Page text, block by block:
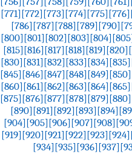
[771][772][773][774][775][776]
[786][787][788][789][790]
[800][801][802][803][804]
[815][816][817][818][819][820]
[830][831][832][833][834][835]
[845][846][847][848][849][850]
[860][861][862][863][864][865]
[875][876][877][878][879][880]
[890][891][892][893][894]
[904][905][906][907][908]
[919][920][921][922][923][924]
[934][935][936][937]